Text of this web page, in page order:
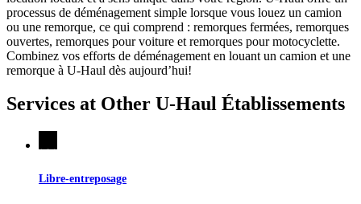
processus de déménagement simple lorsque vous louez un camion
ou une remorque, ce qui comprend : remorques fermées, remorques
ouvertes, remorques pour voiture et remorques pour motocyclette.
Combinez vos efforts de déménagement en louant un camion et une
remorque à U-Haul dès aujourd’hui!
Services at Other U-Haul Établissements
Libre-entreposage